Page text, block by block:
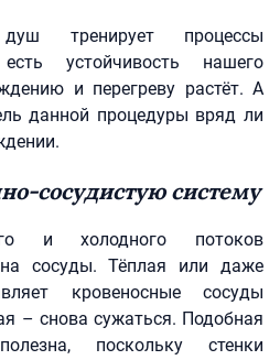
тренирует процессы
устойчивость нашего
и перегреву растёт. А
данной процедуры вряд ли
сосудистую систему
и холодного потоков
на сосуды. Тёплая или даже
кровеносные сосуды
– снова сужаться. Подобная
поскольку стенки